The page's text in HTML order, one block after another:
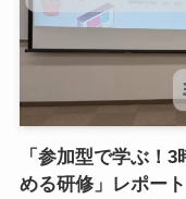
「参加型で学ぶ！
める研修」レポート